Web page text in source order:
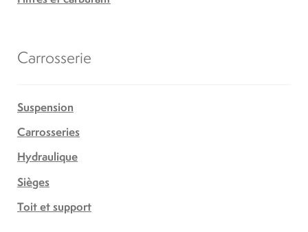
Carrosserie
Suspension
Carrosseries
Hydraulique
Sièges
Toit et support